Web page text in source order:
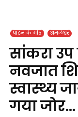
पाटन के गोठ अमलेश्वर
सांकरा
नवजात
स्वास्थ्य
गया जोर…